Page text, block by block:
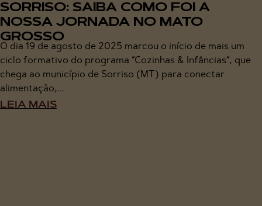
SORRISO: SAIBA COMO FOI A
NOSSA JORNADA NO MATO
GROSSO
O dia 19 de agosto de 2025 marcou o início de mais um
ciclo formativo do programa “Cozinhas & Infâncias“, que
chega ao município de Sorriso (MT) para conectar
alimentação,...
LEIA MAIS